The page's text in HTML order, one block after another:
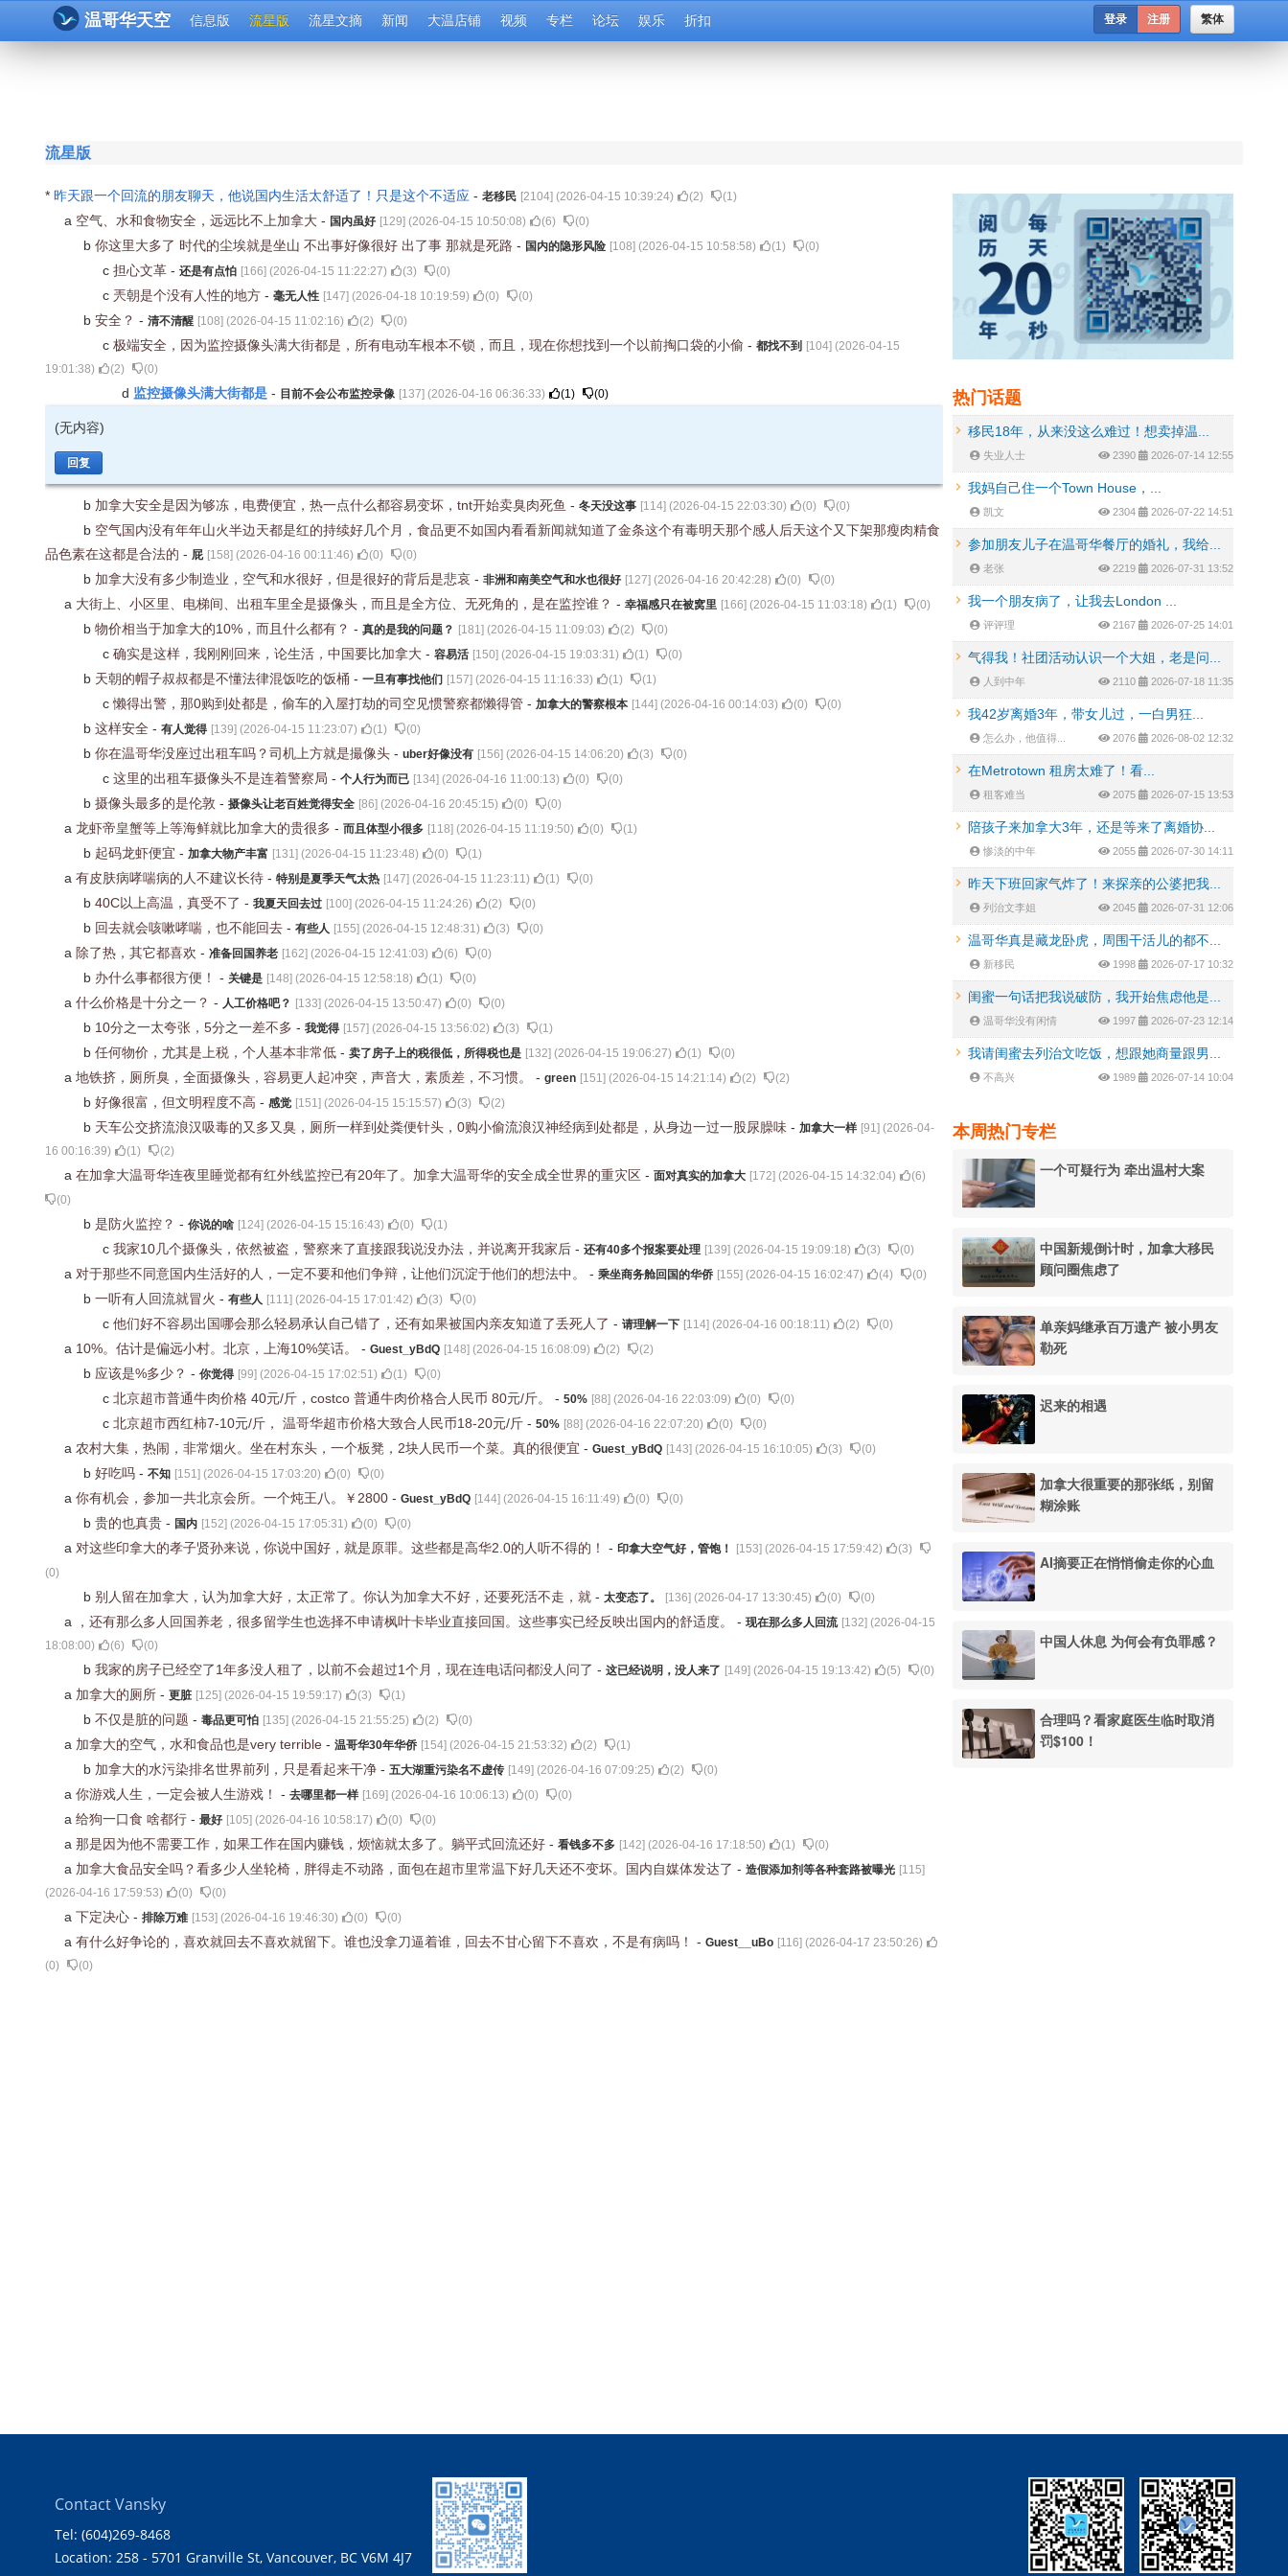
温哥华天空 信息版 流星版 流星文摘 新闻 大温店铺 视频 专栏 论坛 娱乐 折扣 繁体
登录 注册
流星版
* 昨天跟一个回流的朋友聊天，他说国内生活太舒适了！只是这个不适应 - 老移民 [2104] (2026-04-15 10:39:24) (2) (1)
a 空气、水和食物安全，远远比不上加拿大 - 国内虽好 [129] (2026-04-15 10:50:08) (6) (0)
b 你这里大多了 时代的尘埃就是坐山 不出事好像很好 出了事 那就是死路 - 国内的隐形风险 [108] (2026-04-15 10:58:58) (1) (0)
c 担心文革 - 还是有点怕 [166] (2026-04-15 11:22:27) (3) (0)
c 兲朝是个没有人性的地方 - 毫无人性 [147] (2026-04-18 10:19:59) (0) (0)
b 安全？ - 清不清醒 [108] (2026-04-15 11:02:16) (2) (0)
c 极端安全，因为监控摄像头满大街都是，所有电动车根本不锁，而且，现在你想找到一个以前掏口袋的小偷 - 都找不到 [104] (2026-04-15
19:01:38) (2) (0)
d 监控摄像头满大街都是 - 目前不会公布监控录像 [137] (2026-04-16 06:36:33) (1) (0)
(无内容)
回复
b 加拿大安全是因为够冻，电费便宜，热一点什么都容易变坏，tnt开始卖臭肉死鱼 - 冬天没这事 [114] (2026-04-15 22:03:30) (0) (0)
b 空气国内没有年年山火半边天都是红的持续好几个月，食品更不如国内看看新闻就知道了金条这个有毒明天那个感人后天这个又下架那瘦肉精食
品色素在这都是合法的 - 屁 [158] (2026-04-16 00:11:46) (0) (0)
b 加拿大没有多少制造业，空气和水很好，但是很好的背后是悲哀 - 非洲和南美空气和水也很好 [127] (2026-04-16 20:42:28) (0) (0)
a 大街上、小区里、电梯间、出租车里全是摄像头，而且是全方位、无死角的，是在监控谁？ - 幸福感只在被窝里 [166] (2026-04-15 11:03:18) (1) (0)
b 物价相当于加拿大的10%，而且什么都有？ - 真的是我的问题？ [181] (2026-04-15 11:09:03) (2) (0)
c 确实是这样，我刚刚回来，论生活，中国要比加拿大 - 容易活 [150] (2026-04-15 19:03:31) (1) (0)
b 天朝的帽子叔叔都是不懂法律混饭吃的饭桶 - 一旦有事找他们 [157] (2026-04-15 11:16:33) (1) (1)
c懒得出警，那0购到处都是，偷车的入屋打劫的司空见惯警察都懒得管 - 加拿大的警察根本 [144] (2026-04-16 00:14:03) (0) (0)
b 这样安全 - 有人觉得 [139] (2026-04-15 11:23:07) (1) (0)
b 你在温哥华没座过出租车吗？司机上方就是撮像头 - uber好像没有 [156] (2026-04-15 14:06:20) (3) (0)
c 这里的出租车摄像头不是连着警察局 - 个人行为而已 [134] (2026-04-16 11:00:13) (0) (0)
b 摄像头最多的是伦敦 - 摄像头让老百姓觉得安全 [86] (2026-04-16 20:45:15) (0) (0)
a 龙虾帝皇蟹等上等海鲜就比加拿大的贵很多 - 而且体型小很多 [118] (2026-04-15 11:19:50) (0) (1)
b 起码龙虾便宜 - 加拿大物产丰富 [131] (2026-04-15 11:23:48) (0) (1)
a 有皮肤病哮喘病的人不建议长待 - 特别是夏季天气太热 [147] (2026-04-15 11:23:11) (1) (0)
b 40C以上高温，真受不了 - 我夏天回去过 [100] (2026-04-15 11:24:26) (2) (0)
b 回去就会咳嗽哮喘，也不能回去 - 有些人 [155] (2026-04-15 12:48:31) (3) (0)
a 除了热，其它都喜欢 - 准备回国养老 [162] (2026-04-15 12:41:03) (6) (0)
b 办什么事都很方便！ - 关键是 [148] (2026-04-15 12:58:18) (1) (0)
a 什么价格是十分之一？ - 人工价格吧？ [133] (2026-04-15 13:50:47) (0) (0)
b 10分之一太夸张，5分之一差不多 - 我觉得 [157] (2026-04-15 13:56:02) (3) (1)
b 任何物价，尤其是上税，个人基本非常低 - 卖了房子上的税很低，所得税也是 [132] (2026-04-15 19:06:27) (1) (0)
a 地铁挤，厕所臭，全面摄像头，容易更人起冲突，声音大，素质差，不习惯。 - green [151] (2026-04-15 14:21:14) (2) (2)
b 好像很富，但文明程度不高 - 感觉 [151] (2026-04-15 15:15:57) (3) (2)
b 天车公交挤流浪汉吸毒的又多又臭，厕所一样到处粪便针头，0购小偷流浪汉神经病到处都是，从身边一过一股尿臊味 - 加拿大一样 [91] (2026-04-
16 00:16:39) (1) (2)
a 在加拿大温哥华连夜里睡觉都有红外线监控已有20年了。加拿大温哥华的安全成全世界的重灾区 - 面对真实的加拿大 [172] (2026-04-15 14:32:04) (6)
(0)
b 是防火监控？ - 你说的啥 [124] (2026-04-15 15:16:43) (0) (1)
c 我家10几个摄像头，依然被盗，警察来了直接跟我说没办法，并说离开我家后 - 还有40多个报案要处理 [139] (2026-04-15 19:09:18) (3) (0)
a 对于那些不同意国内生活好的人，一定不要和他们争辩，让他们沉淀于他们的想法中。 - 乘坐商务舱回国的华侨 [155] (2026-04-15 16:02:47) (4) (0)
b 一听有人回流就冒火 - 有些人 [111] (2026-04-15 17:01:42) (3) (0)
c 他们好不容易出国哪会那么轻易承认自己错了，还有如果被国内亲友知道了丢死人了 - 请理解一下 [114] (2026-04-16 00:18:11) (2) (0)
a 10%。估计是偏远小村。北京，上海10%笑话。 - Guest_yBdQ [148] (2026-04-15 16:08:09) (2) (2)
b 应该是%多少？ - 你觉得 [99] (2026-04-15 17:02:51) (1) (0)
c 北京超市普通牛肉价格 40元/斤，costco 普通牛肉价格合人民币 80元/斤。 - 50% [88] (2026-04-16 22:03:09) (0) (0)
c 北京超市西红柿7-10元/斤， 温哥华超市价格大致合人民币18-20元/斤 - 50% [88] (2026-04-16 22:07:20) (0) (0)
a 农村大集，热闹，非常烟火。坐在村东头，一个板凳，2块人民币一个菜。真的很便宜 - Guest_yBdQ [143] (2026-04-15 16:10:05) (3) (0)
b 好吃吗 - 不知 [151] (2026-04-15 17:03:20) (0) (0)
a 你有机会，参加一共北京会所。一个炖王八。￥2800 - Guest_yBdQ [144] (2026-04-15 16:11:49) (0) (0)
b 贵的也真贵 - 国内 [152] (2026-04-15 17:05:31) (0) (0)
a 对这些印拿大的孝子贤孙来说，你说中国好，就是原罪。这些都是高华2.0的人听不得的！ - 印拿大空气好，管饱！ [153] (2026-04-15 17:59:42) (3)
(0)
b 别人留在加拿大，认为加拿大好，太正常了。你认为加拿大不好，还要死活不走，就 - 太变态了。 [136] (2026-04-17 13:30:45) (0) (0)
a ，还有那么多人回国养老，很多留学生也选择不申请枫叶卡毕业直接回国。这些事实已经反映出国内的舒适度。 - 现在那么多人回流 [132] (2026-04-15
18:08:00) (6) (0)
b 我家的房子已经空了1年多没人租了，以前不会超过1个月，现在连电话问都没人问了 - 这已经说明，没人来了 [149] (2026-04-15 19:13:42) (5) (0)
a 加拿大的厕所 - 更脏 [125] (2026-04-15 19:59:17) (3) (1)
b 不仅是脏的问题 - 毒品更可怕 [135] (2026-04-15 21:55:25) (2) (0)
a 加拿大的空气，水和食品也是very terrible - 温哥华30年华侨 [154] (2026-04-15 21:53:32) (2) (1)
b 加拿大的水污染排名世界前列，只是看起来干净 - 五大湖重污染名不虚传 [149] (2026-04-16 07:09:25) (2) (0)
a 你游戏人生，一定会被人生游戏！ - 去哪里都一样 [169] (2026-04-16 10:06:13) (0) (0)
a 给狗一口食 啥都行 - 最好 [105] (2026-04-16 10:58:17) (0) (0)
a 那是因为他不需要工作，如果工作在国内赚钱，烦恼就太多了。躺平式回流还好 - 看钱多不多 [142] (2026-04-16 17:18:50) (1) (0)
a 加拿大食品安全吗？看多少人坐轮椅，胖得走不动路，面包在超市里常温下好几天还不变坏。国内自媒体发达了 - 造假添加剂等各种套路被曝光 [115]
(2026-04-16 17:59:53) (0) (0)
a 下定决心 - 排除万难 [153] (2026-04-16 19:46:30) (0) (0)
a 有什么好争论的，喜欢就回去不喜欢就留下。谁也没拿刀逼着谁，回去不甘心留下不喜欢，不是有病吗！ - Guest__uBo [116] (2026-04-17 23:50:26)
(0) (0)
热门话题
移民18年，从来没这么难过！想卖掉温...
失业人士 2390 2026-07-14 12:55
我妈自己住一个Town House，...
凯文 2304 2026-07-22 14:51
参加朋友儿子在温哥华餐厅的婚礼，我给...
老张 2219 2026-07-31 13:52
我一个朋友病了，让我去London ...
评评理 2167 2026-07-25 14:01
气得我！社团活动认识一个大姐，老是问...
人到中年 2110 2026-07-18 11:35
我42岁离婚3年，带女儿过，一白男狂...
怎么办，他值得... 2076 2026-08-02 12:32
在Metrotown 租房太难了！看...
租客难当 2075 2026-07-15 13:53
陪孩子来加拿大3年，还是等来了离婚协...
惨淡的中年 2055 2026-07-30 14:11
昨天下班回家气炸了！来探亲的公婆把我...
列治文李姐 2045 2026-07-31 12:06
温哥华真是藏龙卧虎，周围干活儿的都不...
新移民 1998 2026-07-17 10:32
闺蜜一句话把我说破防，我开始焦虑他是...
温哥华没有闲情 1997 2026-07-23 12:14
我请闺蜜去列治文吃饭，想跟她商量跟男...
不高兴 1989 2026-07-14 10:04
本周热门专栏
一个可疑行为 牵出温村大案
中国新规倒计时，加拿大移民
顾问圈焦虑了
单亲妈继承百万遗产 被小男友
勒死
迟来的相遇
加拿大很重要的那张纸，别留
糊涂账
AI摘要正在悄悄偷走你的心血
中国人休息 为何会有负罪感？
合理吗？看家庭医生临时取消
罚$100！
Contact Vansky
Tel: (604)269-8468
Location: 258 - 5701 Granville St, Vancouver, BC V6M 4J7